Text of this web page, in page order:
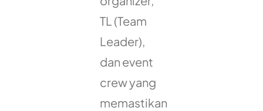
TL (Team
Leader),
dan event
crew yang
memastikan